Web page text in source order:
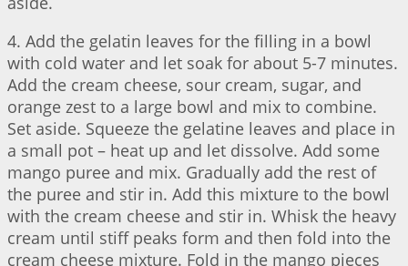
4. Add the gelatin leaves for the filling in a bowl
with cold water and let soak for about 5-7 minutes.
Add the cream cheese, sour cream, sugar, and
orange zest to a large bowl and mix to combine.
Set aside. Squeeze the gelatine leaves and place in
a small pot – heat up and let dissolve. Add some
mango puree and mix. Gradually add the rest of
the puree and stir in. Add this mixture to the bowl
with the cream cheese and stir in. Whisk the heavy
cream until stiff peaks form and then fold into the
cream cheese mixture. Fold in the mango pieces